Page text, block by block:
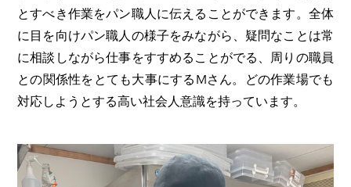
とすべき作業をパン職人に伝えることができます。全体
に目を向けパン職人の様子をみながら、疑問なことは常
に相談しながら仕事をすすめることがでる、周りの職員
との関係性をとても大事にするMさん。どの作業場でも
対応しようとする高い社会人意識を持っています。